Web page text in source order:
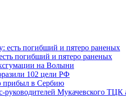
погибший и пятеро раненых
на Волыни
102 цели РФ
прибыл в Сербию
Мукачевского ТЦК